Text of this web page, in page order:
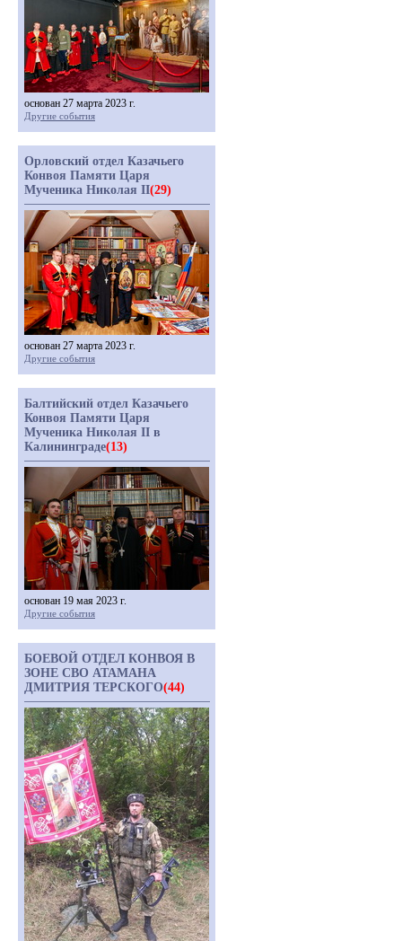
основан 27 марта 2023 г.
Другие события
Орловский отдел Казачьего
Конвоя Памяти Царя
Мученика Николая II(29)
основан 27 марта 2023 г.
Другие события
Балтийский отдел Казачьего
Конвоя Памяти Царя
Мученика Николая II в
Калининграде(13)
основан 19 мая 2023 г.
Другие события
БОЕВОЙ ОТДЕЛ КОНВОЯ В
ЗОНЕ СВО АТАМАНА
ДМИТРИЯ ТЕРСКОГО(44)